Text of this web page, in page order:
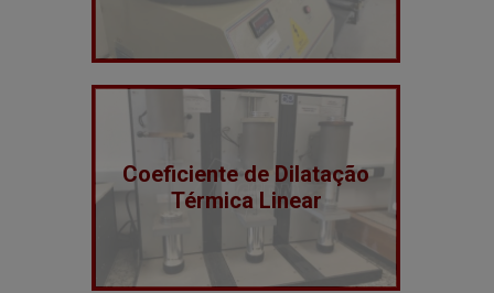
Coeficiente de Dilatação
Térmica Linear